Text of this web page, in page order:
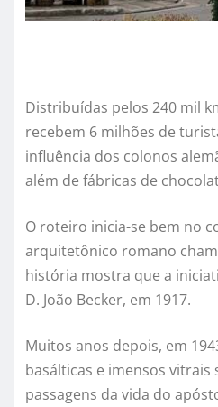
Distribuídas pelos 240 mil
recebem 6 milhões de
influência dos colonos
além de fábricas de
O roteiro inicia-se bem no
arquitetônico romano
história mostra que a
D. João Becker, em 1917.
Muitos anos depois, em
basálticas e imensos
passagens da vida do